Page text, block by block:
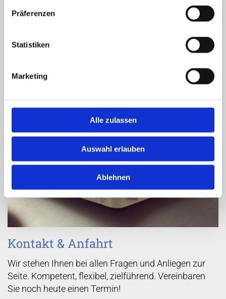
Präferenzen
Statistiken
Marketing
Alle zulassen
Auswahl erlauben
Ablehnen
Rechtsanwalt Matthias Böhling
verschrieben.
Kontakt & Anfahrt
Wir stehen Ihnen bei allen Fragen und Anliegen zur
Seite. Kompetent, flexibel, zielführend. Vereinbaren
Sie noch heute einen Termin!